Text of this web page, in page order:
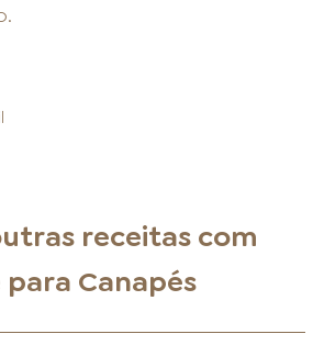
receitas com
para Canapés